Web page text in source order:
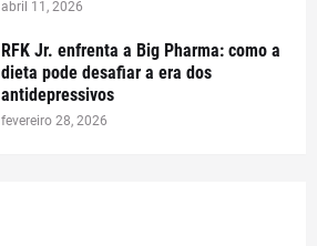
abril 11, 2026
RFK Jr. enfrenta a Big Pharma: como a
dieta pode desafiar a era dos
antidepressivos
fevereiro 28, 2026